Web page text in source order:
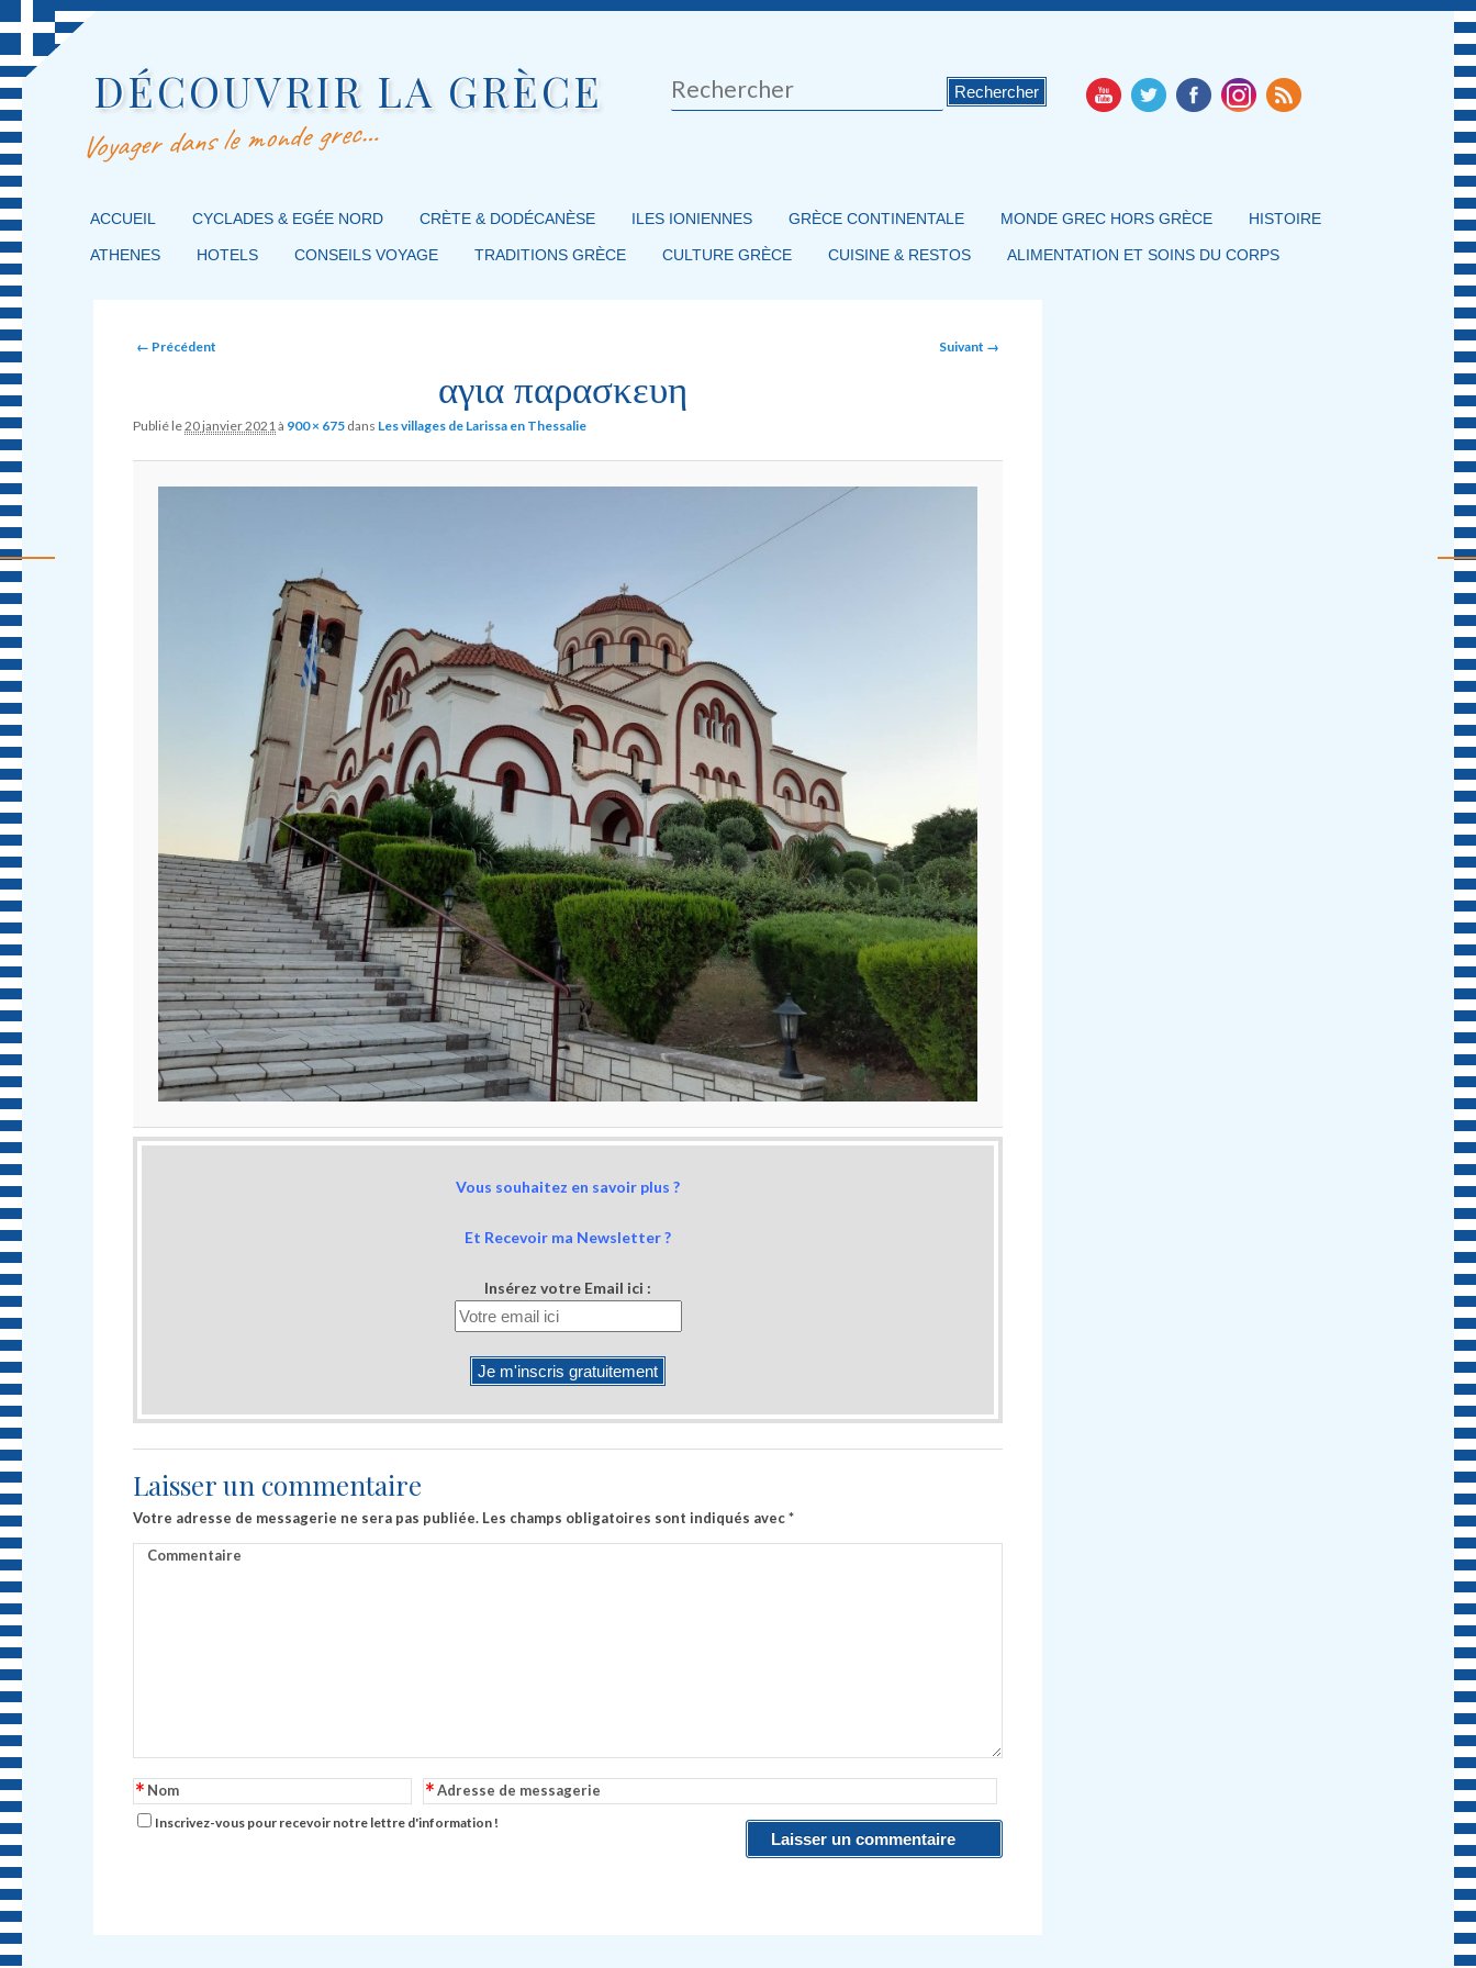
DÉCOUVRIR LA GRÈCE
Voyager dans le monde grec…
Rechercher
MENU PRINCIPAL
MASQUER LA NAVIGATION PRINCIPALE
MASQUER LA NAVIGATION SECONDAIRE
ACCUEIL CYCLADES & EGÉE NORD CRÈTE & DODÉCANÈSE ILES IONIENNES GRÈCE CONTINENTALE MONDE GREC HORS GRÈCE HISTOIRE
ATHENES HOTELS CONSEILS VOYAGE TRADITIONS GRÈCE CULTURE GRÈCE CUISINE & RESTOS ALIMENTATION ET SOINS DU CORPS
Image navigation
← Précédent Suivant →
αγια παρασκευη
Publié le20 janvier 2021 à 900 × 675 dans Les villages de Larissa en Thessalie
Vous souhaitez en savoir plus ?
Et Recevoir ma Newsletter ?
Insérez votre Email ici :
Laisser un commentaire
Votre adresse de messagerie ne sera pas publiée. Les champs obligatoires sont indiqués avec*
Commentaire
Nom
* Adresse de messagerie
*
Inscrivez-vous pour recevoir notre lettre d'information !